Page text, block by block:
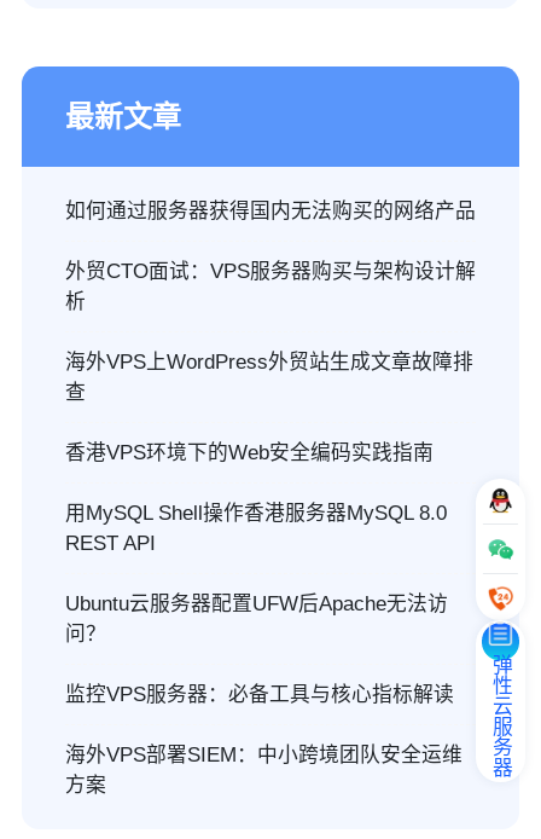
最新文章
如何通过服务器获得国内无法购买的网络产品
外贸CTO面试：VPS服务器购买与架构设计解
析
海外VPS上WordPress外贸站生成文章故障排
查
香港VPS环境下的Web安全编码实践指南
用MySQL Shell操作香港服务器MySQL 8.0
REST API
Ubuntu云服务器配置UFW后Apache无法访
问？
监控VPS服务器：必备工具与核心指标解读
海外VPS部署SIEM：中小跨境团队安全运维
方案
弹性云服务器